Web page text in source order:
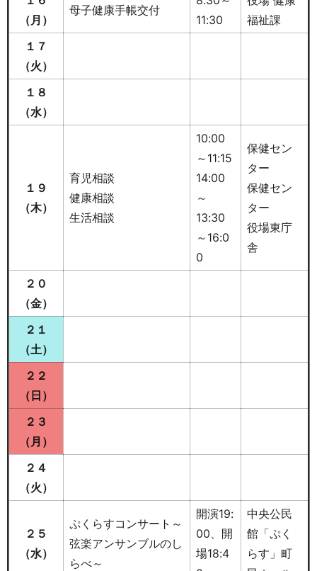
（月）
母子健康手帳交付
11:30
福祉課
１７
（火）
１８
（水）
１９
（木）
育児相談
健康相談
生活相談
10:00
～11:15
14:00
～
13:30
～16:0
0
保健セン
ター
保健セン
ター
役場東庁
舎
２０
（金）
２１
（土）
２２
（日）
２３
（月）
２４
（火）
２５
（水）
ぷくらすコンサート～
弦楽アンサンブルのし
らべ～
開演19:
00、開
場18:4
中央公民
館「ぷく
らす」町